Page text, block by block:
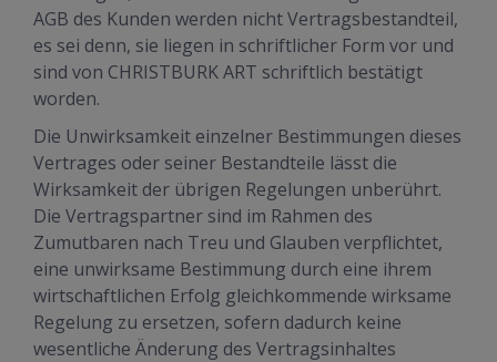
AGB des Kunden werden nicht Vertragsbestandteil,
es sei denn, sie liegen in schriftlicher Form vor und
sind von CHRISTBURK ART schriftlich bestätigt
worden.
Die Unwirksamkeit einzelner Bestimmungen dieses
Vertrages oder seiner Bestandteile lässt die
Wirksamkeit der übrigen Regelungen unberührt.
Die Vertragspartner sind im Rahmen des
Zumutbaren nach Treu und Glauben verpflichtet,
eine unwirksame Bestimmung durch eine ihrem
wirtschaftlichen Erfolg gleichkommende wirksame
Regelung zu ersetzen, sofern dadurch keine
wesentliche Änderung des Vertragsinhaltes